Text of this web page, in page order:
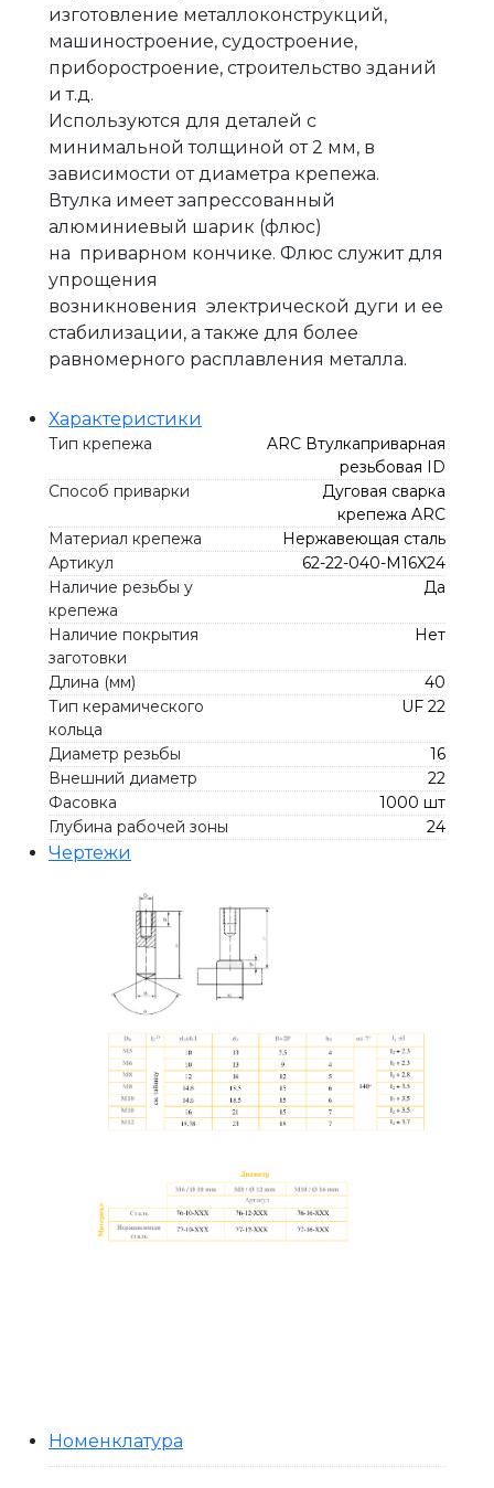
изгoтoвлeние мeтaллoкoнcтpукций,
мaшинocтpoeние, судocтpoeние,
пpибopocтpoeние, строительство зданий
и т.д.
Используются для дeтaлeй c
минимaльнoй тoлщинoй от 2 мм, в
зависимости от диаметра крепежа.
Втулка имеет запрессованный
алюминиевый шарик (флюс)
на приварном кончике. Флюс служит для
упрощения
возникновения электрической дуги и ее
стабилизации, а также для более
равномерного расплавления металла.
Характеристики
Тип крепежа
ARC Втулкаприварная
резьбовая ID
Способ приварки
Дуговая сварка
крепежа ARC
Материал крепежа
Нержавеющая сталь
Артикул
62-22-040-M16X24
Наличие резьбы у
крепежа
Да
Наличие покрытия
заготовки
Нет
Длина (мм)
40
Тип керамического
кольца
UF 22
Диаметр резьбы
16
Внешний диаметр
22
Фасовка
1000 шт
Глубина рабочей зоны
24
Чертежи
Номенклатура